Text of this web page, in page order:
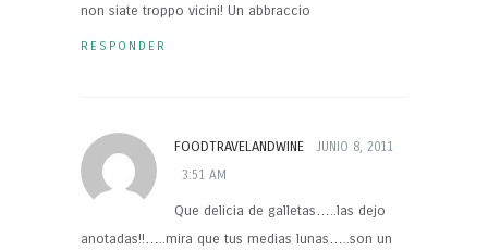
non siate troppo vicini! Un abbraccio
RESPONDER
FOODTRAVELANDWINE
JUNIO 8, 2011
3:51 AM
Que delicia de galletas…..las dejo
anotadas!!…..mira que tus medias lunas…..son un